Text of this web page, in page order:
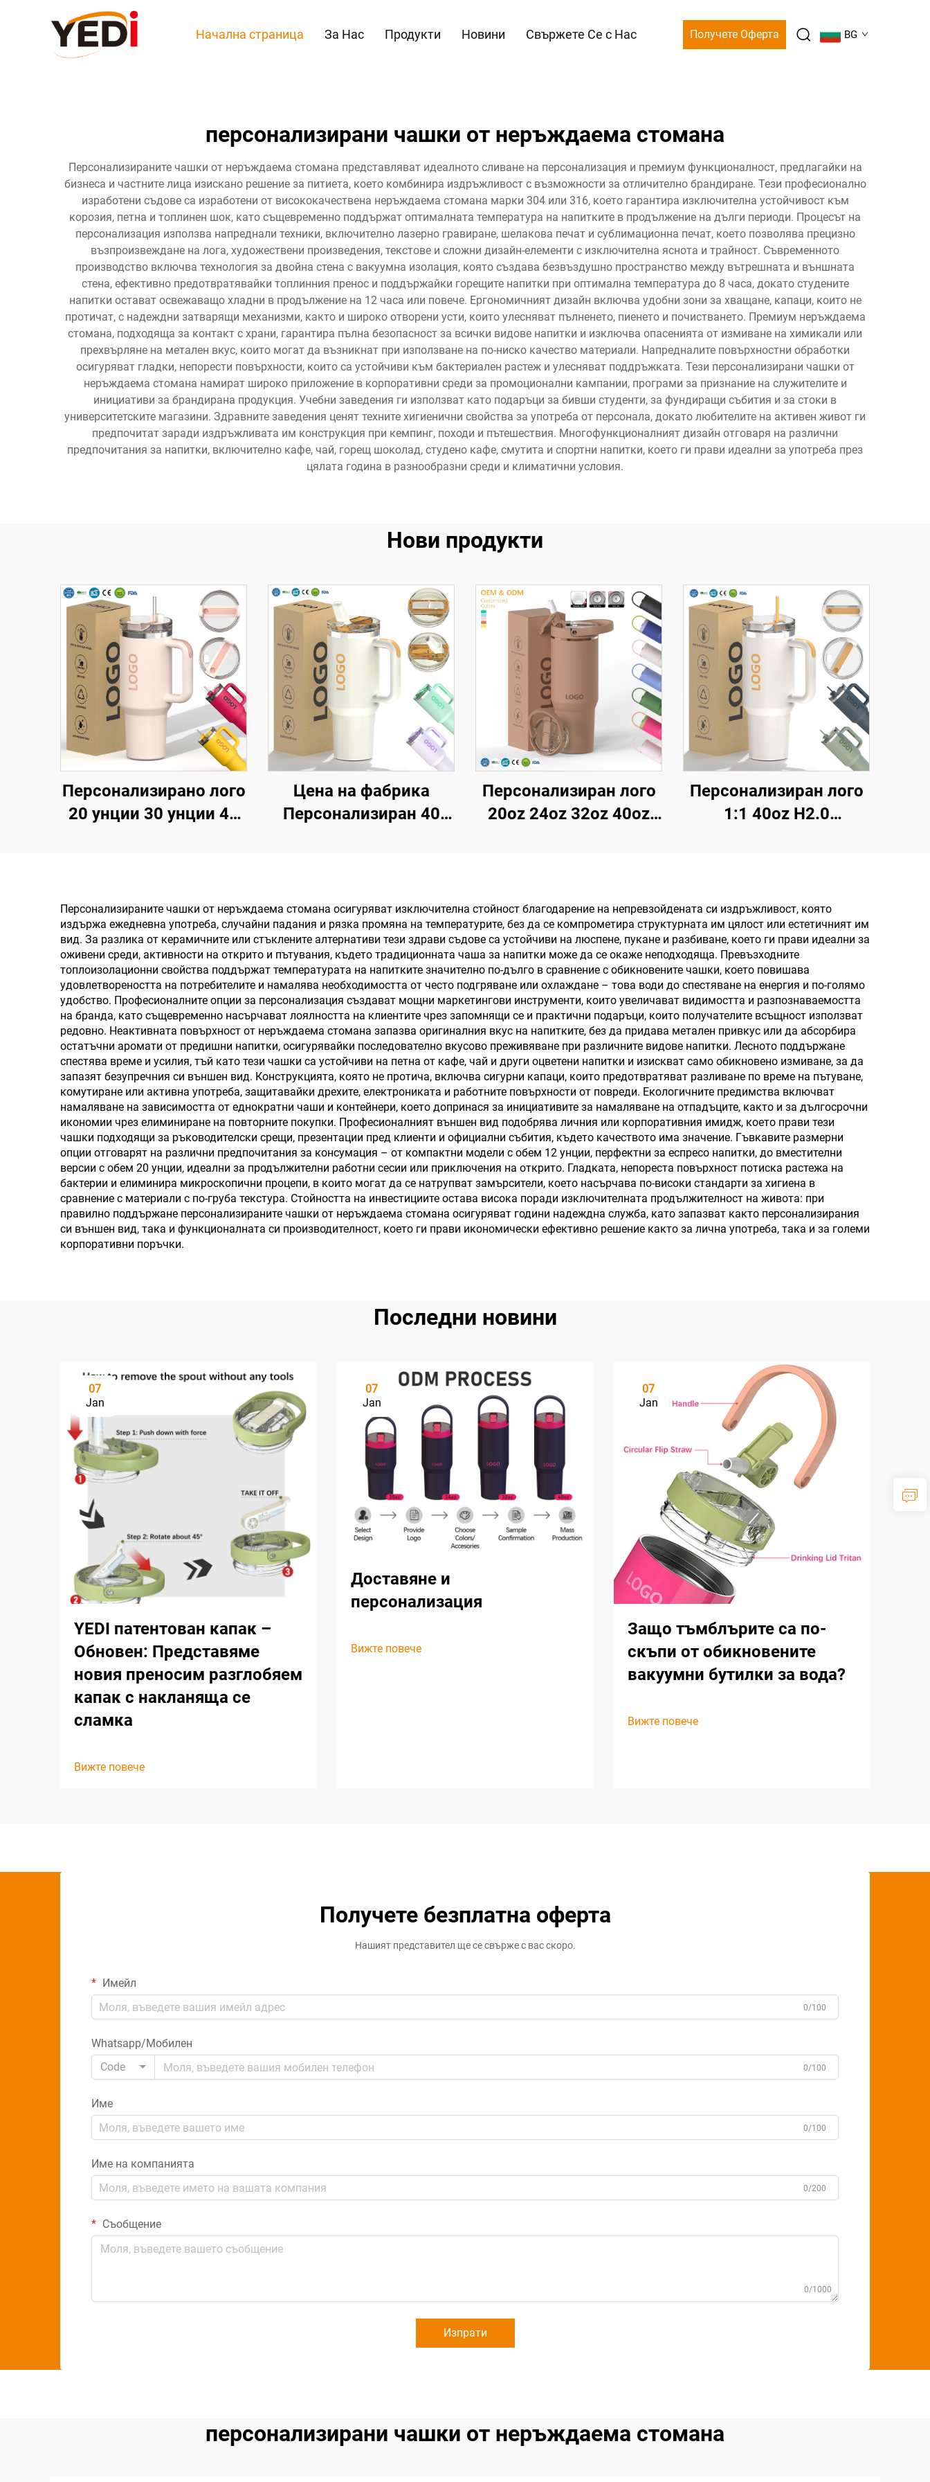
Начална страница За Нас Продукти Новини Свържете Се с Нас Получете Оферта BG
персонализирани чашки от неръждаема стомана
Персонализираните чашки от неръждаема стомана представляват идеалното сливане на персонализация и премиум функционалност, предлагайки на
бизнеса и частните лица изискано решение за питиета, което комбинира издръжливост с възможности за отличително брандиране. Тези професионално
изработени съдове са изработени от висококачествена неръждаема стомана марки 304 или 316, което гарантира изключителна устойчивост към
корозия, петна и топлинен шок, като същевременно поддържат оптималната температура на напитките в продължение на дълги периоди. Процесът на
персонализация използва напреднали техники, включително лазерно гравиране, шелакова печат и сублимационна печат, което позволява прецизно
възпроизвеждане на лога, художествени произведения, текстове и сложни дизайн-елементи с изключителна яснота и трайност. Съвременното
производство включва технология за двойна стена с вакуумна изолация, която създава безвъздушно пространство между вътрешната и външната
стена, ефективно предотвратявайки топлинния пренос и поддържайки горещите напитки при оптимална температура до 8 часа, докато студените
напитки остават освежаващо хладни в продължение на 12 часа или повече. Ергономичният дизайн включва удобни зони за хващане, капаци, които не
протичат, с надеждни затварящи механизми, както и широко отворени усти, които улесняват пълненето, пиенето и почистването. Премиум неръждаема
стомана, подходяща за контакт с храни, гарантира пълна безопасност за всички видове напитки и изключва опасенията от измиване на химикали или
прехвърляне на метален вкус, които могат да възникнат при използване на по-ниско качество материали. Напредналите повърхностни обработки
осигуряват гладки, непорести повърхности, които са устойчиви към бактериален растеж и улесняват поддръжката. Тези персонализирани чашки от
неръждаема стомана намират широко приложение в корпоративни среди за промоционални кампании, програми за признание на служителите и
инициативи за брандирана продукция. Учебни заведения ги използват като подаръци за бивши студенти, за фундиращи събития и за стоки в
университетските магазини. Здравните заведения ценят техните хигиенични свойства за употреба от персонала, докато любителите на активен живот ги
предпочитат заради издръжливата им конструкция при кемпинг, походи и пътешествия. Многофункционалният дизайн отговаря на различни
предпочитания за напитки, включително кафе, чай, горещ шоколад, студено кафе, смутита и спортни напитки, което ги прави идеални за употреба през
цялата година в разнообразни среди и климатични условия.
Нови продукти
Персонализирано лого
20 унции 30 унции 40
пътуващ кафемер 20
унции 30 унции 40
унции Тъмблър с
дръжка
Цена на фабрика
Персонализиран 40
използван,
неръждаема стомана,
двойна стена, пътуващ
тъмблър бутилка с
дръжка и капак със
слама
Персонализиран лого
20oz 24oz 32oz 40oz
неръждаема стомана
с вакуумно изолация и
дръжка
Персонализиран лого
1:1 40oz H2.0
неръждаема стомана
със сламка за
Валентинов ден и
къмпинг
Персонализираните чашки от неръждаема стомана осигуряват изключителна стойност благодарение на непревзойдената си издръжливост, която
издържа ежедневна употреба, случайни падания и рязка промяна на температурите, без да се компрометира структурната им цялост или естетичният им
вид. За разлика от керамичните или стъклените алтернативи тези здрави съдове са устойчиви на люспене, пукане и разбиване, което ги прави идеални за
оживени среди, активности на открито и пътувания, където традиционната чаша за напитки може да се окаже неподходяща. Превъзходните
топлоизолационни свойства поддържат температурата на напитките значително по-дълго в сравнение с обикновените чашки, което повишава
удовлетвореността на потребителите и намалява необходимостта от често подгряване или охлаждане – това води до спестяване на енергия и по-голямо
удобство. Професионалните опции за персонализация създават мощни маркетингови инструменти, които увеличават видимостта и разпознаваемостта
на бранда, като същевременно насърчават лоялността на клиентите чрез запомнящи се и практични подаръци, които получателите всъщност използват
редовно. Неактивната повърхност от неръждаема стомана запазва оригиналния вкус на напитките, без да придава метален привкус или да абсорбира
остатъчни аромати от предишни напитки, осигурявайки последователно вкусово преживяване при различните видове напитки. Лесното поддържане
спестява време и усилия, тъй като тези чашки са устойчиви на петна от кафе, чай и други оцветени напитки и изискват само обикновено измиване, за да
запазят безупречния си външен вид. Конструкцията, която не протича, включва сигурни капаци, които предотвратяват разливане по време на пътуване,
комутиране или активна употреба, защитавайки дрехите, електрониката и работните повърхности от повреди. Екологичните предимства включват
намаляване на зависимостта от еднократни чаши и контейнери, което допринася за инициативите за намаляване на отпадъците, както и за дългосрочни
икономии чрез елиминиране на повторните покупки. Професионалният външен вид подобрява личния или корпоративния имидж, което прави тези
чашки подходящи за ръководителски срещи, презентации пред клиенти и официални събития, където качеството има значение. Гъвкавите размерни
опции отговарят на различни предпочитания за консумация – от компактни модели с обем 12 унции, перфектни за еспресо напитки, до вместителни
версии с обем 20 унции, идеални за продължителни работни сесии или приключения на открито. Гладката, непореста повърхност потиска растежа на
бактерии и елиминира микроскопични процепи, в които могат да се натрупват замърсители, което насърчава по-високи стандарти за хигиена в
сравнение с материали с по-груба текстура. Стойността на инвестициите остава висока поради изключителната продължителност на живота: при
правилно поддържане персонализираните чашки от неръждаема стомана осигуряват години надеждна служба, като запазват както персонализирания
си външен вид, така и функционалната си производителност, което ги прави икономически ефективно решение както за лична употреба, така и за големи
корпоративни поръчки.
Последни новини
07
Jan
YEDI патентован капак –
Обновен: Представяме
новия преносим разглобяем
капак с накланяща се
сламка
Вижте повече
07
Jan
Доставяне и
персонализация
Вижте повече
07
Jan
Защо тъмблърите са по-
скъпи от обикновените
вакуумни бутилки за вода?
Вижте повече
Получете безплатна оферта
Нашият представител ще се свърже с вас скоро.
Имейл
0/100
Whatsapp/Мобилен
Code
0/100
Име
0/100
Име на компанията
0/200
Съобщение
0/1000
Изпрати
персонализирани чашки от неръждаема стомана